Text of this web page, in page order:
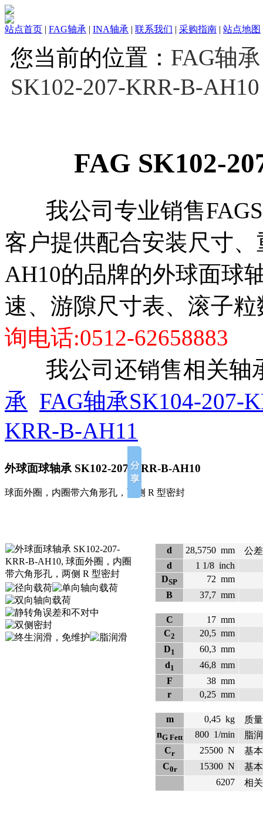
站点首页 | FAG轴承 | INA轴承 | 联系我们 | 采购指南 | 站点地图
您当前的位置： FAG轴承
SK102-207-KRR-B-AH10
FAG SK102-
我公司专业销售
客户提供配合安装尺寸
AH10的品牌的外球面球
速、游隙尺寸表、滚子
询电话:0512-62658883
我公司还销售相关轴
承 FAG轴承SK104-207-
KRR-B-AH11
外球面球轴承 SK102-207-KRR-B-AH10
球面外圈，内圈带六角形孔，两侧 R 型密封
d 28,5750 mm
公
d
1 1/8 inch
DSP 72 mm
B
37,7 mm
C 17 mm
C2 20,5 mm
D1 60,3 mm
d1 46,8 mm
F
38 mm
r
0,25 mm
m 0,45 kg
质量
nG Fett 800 1/min
脂
Cr 25500 N
基
C0r 15300 N
基
6207
相